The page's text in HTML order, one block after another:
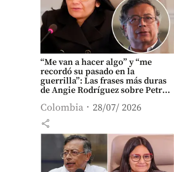
“Me van a hacer algo” y “me
recordó su pasado en la
guerrilla”: Las frases más duras
de Angie Rodríguez sobre Petro y
Colombia 28/07/ 2026
share